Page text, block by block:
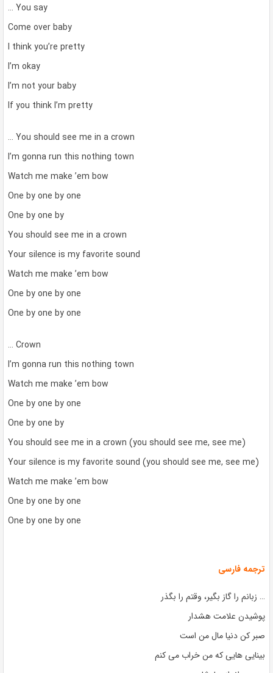
… You say
Come over baby
I think you’re pretty
I’m okay
I’m not your baby
If you think I’m pretty
… You should see me in a crown
I’m gonna run this nothing town
Watch me make ’em bow
One by one by one
One by one by
You should see me in a crown
Your silence is my favorite sound
Watch me make ’em bow
One by one by one
One by one by one
… Crown
I’m gonna run this nothing town
Watch me make ’em bow
One by one by one
One by one by
You should see me in a crown (you should see me, see me)
Your silence is my favorite sound (you should see me, see me)
Watch me make ’em bow
One by one by one
One by one by one
ترجمه فارسی
… زبانم را گاز بگیر، وقتم را بگذر
پوشیدن علامت هشدار
صبر کن دنیا مال من است
بینایی هایی که من خراب می کنم